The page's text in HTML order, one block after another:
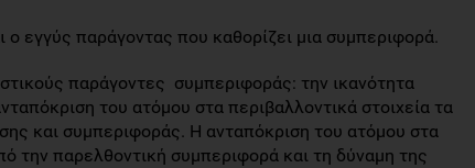
ο εγγύς παράγοντας που καθορίζει μια συμπεριφορά.
παράγοντες συμπεριφοράς: την ικανότητα
του ατόμου στα περιβαλλοντικά στοιχεία τα
και συμπεριφοράς. Η ανταπόκριση του ατόμου στα
την παρελθοντική συμπεριφορά και τη δύναμη της